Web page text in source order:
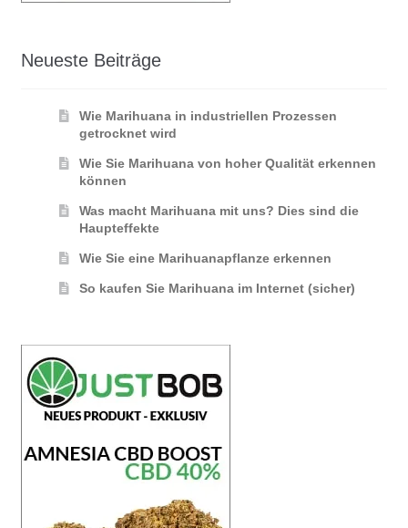
Neueste Beiträge
Wie Marihuana in industriellen Prozessen
getrocknet wird
Wie Sie Marihuana von hoher Qualität erkennen
können
Was macht Marihuana mit uns? Dies sind die
Haupteffekte
Wie Sie eine Marihuanapflanze erkennen
So kaufen Sie Marihuana im Internet (sicher)